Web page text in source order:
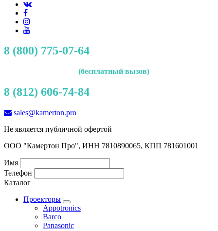
8 (800) 775-07-64
(бесплатный вызов)
8 (812) 606-74-84
sales@kamerton.pro
Не является публичной офертой
ООО "Камертон Про", ИНН 7810890065, КПП 781601001
Имя
Телефон
Каталог
Проекторы
Appotronics
Barco
Panasonic